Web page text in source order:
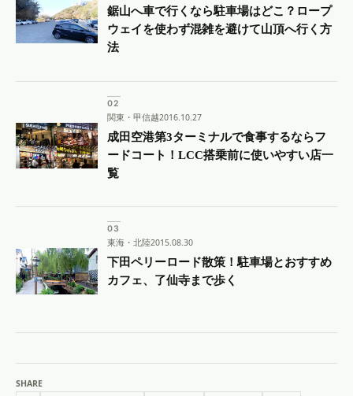
鋸山へ車で行くなら駐車場はどこ？ロープ
ウェイを使わず混雑を避けて山頂へ行く方
法
関東・甲信越2016.10.27
成田空港第3ターミナルで食事するならフ
ードコート！LCC搭乗前に使いやすい店一
覧
東海・北陸2015.08.30
下田ペリーロード散策！駐車場とおすすめ
カフェ、了仙寺まで歩く
SHARE